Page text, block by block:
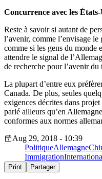
Concurrence avec les
Reste à savoir si autant de
l’avenir, comme l’envisage
comme si les gens du monde
attendre le signal de
de recherche pour l’avenir
La plupart d’entre eux
Canada. De plus, seules
exigences décrites dans
parlé ailleurs qu’en
conformes aux normes
Aug 29, 2018 - 10:39
PolitiqueAllemagne
Immigration
Print Partager